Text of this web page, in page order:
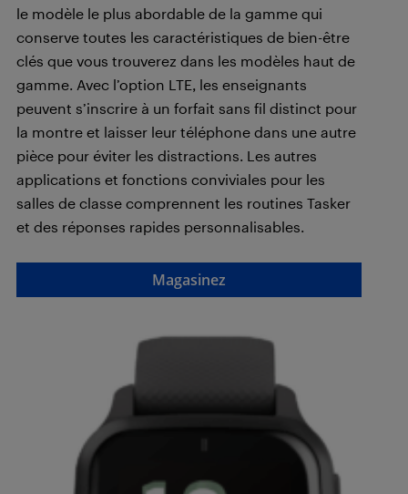
le modèle le plus abordable de la gamme qui
conserve toutes les caractéristiques de bien-être
clés que vous trouverez dans les modèles haut de
gamme. Avec l’option LTE, les enseignants
peuvent s’inscrire à un forfait sans fil distinct pour
la montre et laisser leur téléphone dans une autre
pièce pour éviter les distractions. Les autres
applications et fonctions conviviales pour les
salles de classe comprennent les routines Tasker
et des réponses rapides personnalisables.
Magasinez